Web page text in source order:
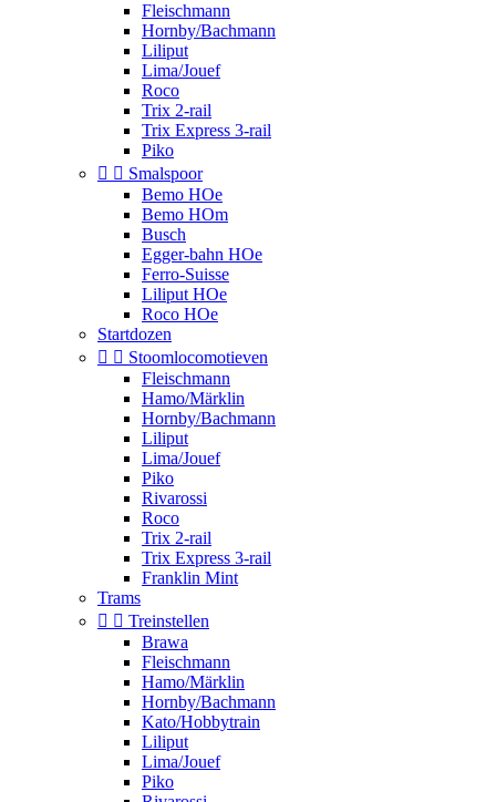
Fleischmann
Hornby/Bachmann
Liliput
Lima/Jouef
Roco
Trix 2-rail
Trix Express 3-rail
Piko
  Smalspoor
Bemo HOe
Bemo HOm
Busch
Egger-bahn HOe
Ferro-Suisse
Liliput HOe
Roco HOe
Startdozen
  Stoomlocomotieven
Fleischmann
Hamo/Märklin
Hornby/Bachmann
Liliput
Lima/Jouef
Piko
Rivarossi
Roco
Trix 2-rail
Trix Express 3-rail
Franklin Mint
Trams
  Treinstellen
Brawa
Fleischmann
Hamo/Märklin
Hornby/Bachmann
Kato/Hobbytrain
Liliput
Lima/Jouef
Piko